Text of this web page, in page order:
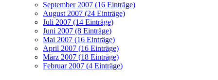
September 2007 (16 Einträge)
August 2007 (24 Einträge)
Juli 2007 (14 Einträge)
Juni 2007 (8 Einträge)
Mai 2007 (16 Einträge)
April 2007 (16 Einträge)
März 2007 (18 Einträge)
Februar 2007 (4 Einträge)